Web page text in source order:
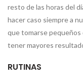
resto de las horas del
hacer caso siempre a
que tomarse
tener mayores
RUTINAS